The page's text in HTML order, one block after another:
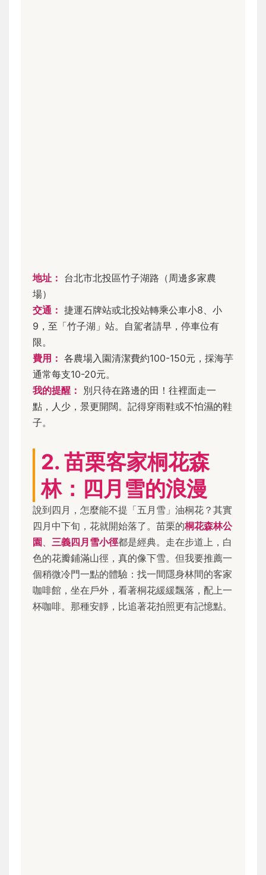
地址： 台北市北投區竹子湖路（周邊多家農
場）
交通： 捷運石牌站或北投站轉乘公車小8、小
9，至「竹子湖」站。自駕者請早，停車位有
限。
費用： 各農場入園清潔費約100-150元，採海芋
通常每支10-20元。
我的提醒：
別只待在路邊的田！往裡面走一
點，人少，景更開闊。記得穿雨鞋或不怕濕的鞋
子。
2. 苗栗客家桐花森
林：四月雪的浪漫
說到四月，怎麼能不提「五月雪」油桐花？其實
四月中下旬，花就開始落了。苗栗的桐花森林公
園 、 三義四月雪小徑都是經典。走在步道上，白
色的花瓣鋪滿山徑，真的像下雪。但我要推薦一
個稍微冷門一點的體驗：找一間隱身林間的客家
咖啡館，坐在戶外，看著桐花緩緩飄落，配上一
杯咖啡。那種安靜，比追著花拍照更有記憶點。